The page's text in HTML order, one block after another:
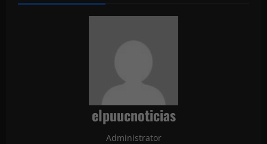
elpuucnoticias
Administrator